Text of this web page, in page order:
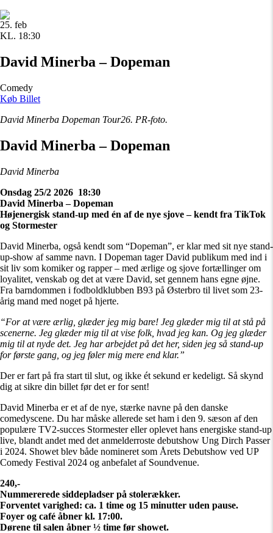
25. feb
KL. 18:30
David Minerba – Dopeman
Comedy
Køb Billet
David Minerba Dopeman Tour26. PR-foto.
David Minerba – Dopeman
David Minerba
Onsdag 25/2 2026 18:30
David Minerba – Dopeman
Højenergisk stand-up med én af de nye sjove – kendt fra TikTok
og Stormester
David Minerba, også kendt som “Dopeman”, er klar med sit nye stand-
up-show af samme navn. I Dopeman tager David publikum med ind i
sit liv som komiker og rapper – med ærlige og sjove fortællinger om
loyalitet, venskab og det at være David, set gennem hans egne øjne.
Fra barndommen i fodboldklubben B93 på Østerbro til livet som 23-
årig mand med noget på hjerte.
“For at være ærlig, glæder jeg mig bare! Jeg glæder mig til at stå på
scenerne. Jeg glæder mig til at vise folk, hvad jeg kan. Og jeg glæder
mig til at nyde det. Jeg har arbejdet på det her, siden jeg så stand-up
for første gang, og jeg føler mig mere end klar.”
Der er fart på fra start til slut, og ikke ét sekund er kedeligt. Så skynd
dig at sikre din billet før det er for sent!
David Minerba er et af de nye, stærke navne på den danske
comedyscene. Du har måske allerede set ham i den 9. sæson af den
populære TV2-succes Stormester eller oplevet hans energiske stand-up
live, blandt andet med det anmelderroste debutshow Ung Dirch Passer
i 2024. Showet blev både nomineret som Årets Debutshow ved UP
Comedy Festival 2024 og anbefalet af Soundvenue.
240,-
Nummererede siddepladser på stolerækker.
Forventet varighed: ca. 1 time og 15 minutter uden pause.
Foyer og café åbner kl. 17:00.
Dørene til salen åbner ½ time før showet.